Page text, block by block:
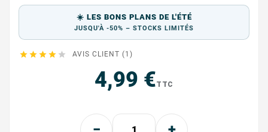
☀️ LES BONS PLANS DE L'ÉTÉ
JUSQU'À -50% – STOCKS LIMITÉS
     AVIS CLIENT (1)
4,99 €TTC